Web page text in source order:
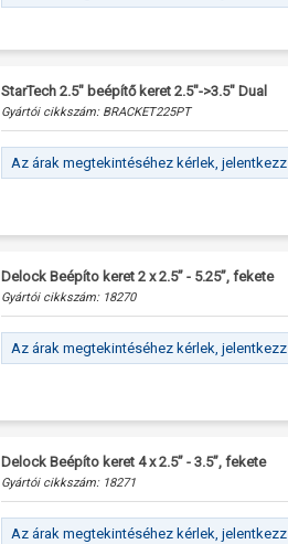
StarTech 2.5" beépítő keret 2.5"->3.5" Dual
Gyártói cikkszám: BRACKET225PT
Az árak megtekintéséhez kérlek,
Delock Beépíto keret 2 x 2.5” - 5.25”, fekete
Gyártói cikkszám: 18270
Az árak megtekintéséhez kérlek,
Delock Beépíto keret 4 x 2.5” - 3.5”, fekete
Gyártói cikkszám: 18271
Az árak megtekintéséhez kérlek,